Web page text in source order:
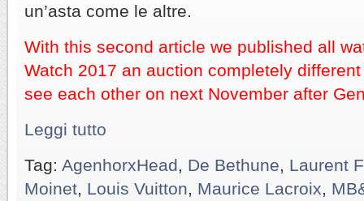
un’asta come le altre.
With this second article we published all
Watch 2017 an auction completely
see each other on next November after
Leggi tutto
Tag: AgenhorxHead De Bethune
Laurent
Moinet Louis Vuitton Maurice Lacroix